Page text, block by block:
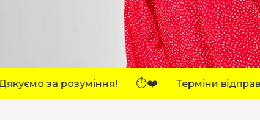
відправки замовлень тимчасово збільшено.